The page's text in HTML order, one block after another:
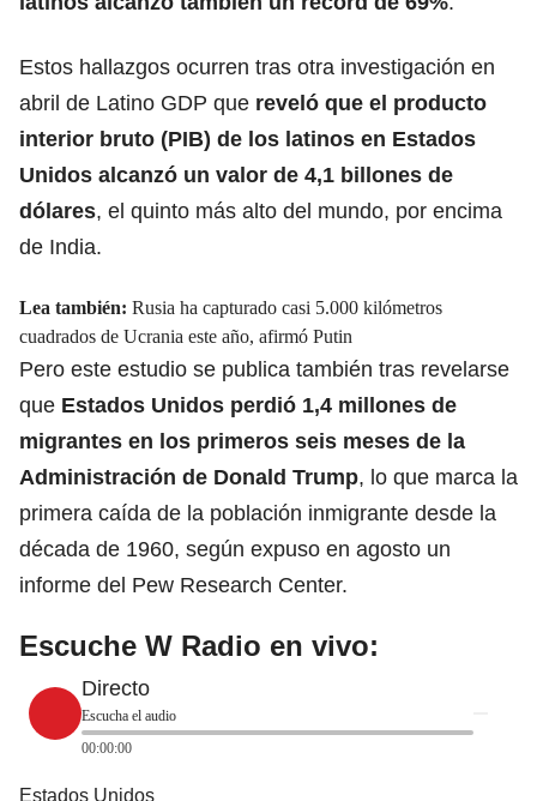
Estos hallazgos ocurren tras otra investigación en
abril de Latino GDP que reveló que el producto
interior bruto (PIB) de los latinos en Estados
Unidos alcanzó un valor de 4,1 billones de
dólares, el quinto más alto del mundo, por encima
de India.
Lea también: Rusia ha capturado casi 5.000 kilómetros
cuadrados de Ucrania este año, afirmó Putin
Pero este estudio se publica también tras revelarse
que Estados Unidos perdió 1,4 millones de
migrantes en los primeros seis meses de la
Administración de Donald Trump, lo que marca la
primera caída de la población inmigrante desde la
década de 1960, según expuso en agosto un
informe del Pew Research Center.
Escuche W Radio en vivo:
Directo
Escucha el audio
00:00:00
Estados Unidos